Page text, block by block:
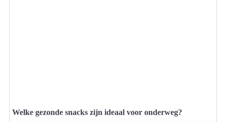
Welke gezonde snacks zijn ideaal voor onderweg?